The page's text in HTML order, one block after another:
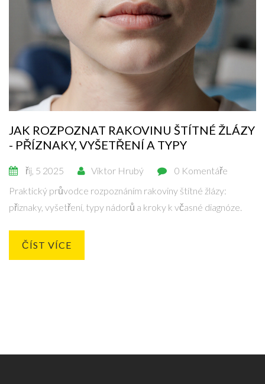
JAK ROZPOZNAT RAKOVINU ŠTÍTNÉ ŽLÁZY
- PŘÍZNAKY, VYŠETŘENÍ A TYPY
říj, 5 2025 Viktor Hrubý
0 Komentáře
Praktický průvodce rozpoznáním rakoviny štítné žlázy:
příznaky, vyšetření, typy nádorů a kroky k včasné diagnóze.
ČÍST VÍCE